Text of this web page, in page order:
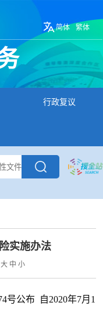
简体 繁体
行政复议
实施办法
大 中 小
号公布 自2020年7月1